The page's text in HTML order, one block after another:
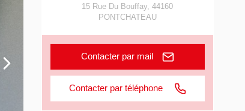
15 Rue Du Bouffay,44160
PONTCHATEAU
Contacter par mail
Contacter par téléphone